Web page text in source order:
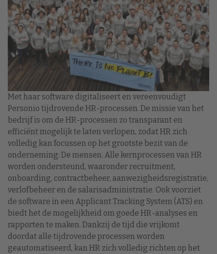
Met haar software digitaliseert en vereenvoudigt
Personio tijdrovende HR-processen. De missie van het
bedrijf is om de HR-processen zo transparant en
efficiënt mogelijk te laten verlopen, zodat HR zich
volledig kan focussen op het grootste bezit van de
onderneming: De mensen. Alle kernprocessen van HR
worden ondersteund, waaronder recruitment,
onboarding, contractbeheer, aanwezigheidsregistratie,
verlofbeheer en de salarisadministratie. Ook voorziet
de software in een Applicant Tracking System (ATS) en
biedt het de mogelijkheid om goede HR-analyses en
rapporten te maken. Dankzij de tijd die vrijkomt
doordat alle tijdrovende processen worden
geautomatiseerd, kan HR zich volledig richten op het